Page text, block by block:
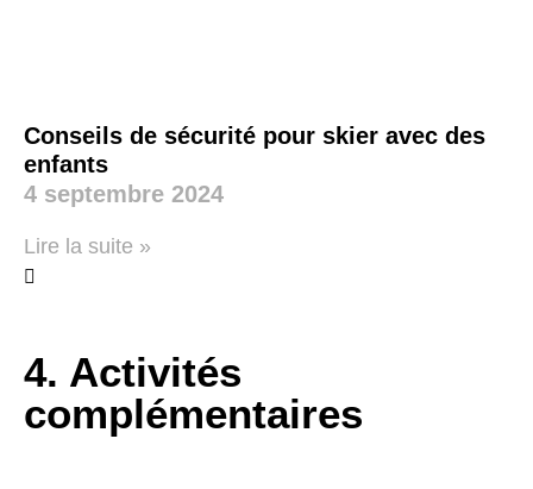
Conseils de sécurité pour skier avec des
enfants
4 septembre 2024
Lire la suite »
4. Activités
complémentaires